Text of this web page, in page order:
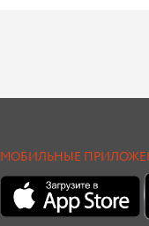
МОБИЛЬНЫЕ